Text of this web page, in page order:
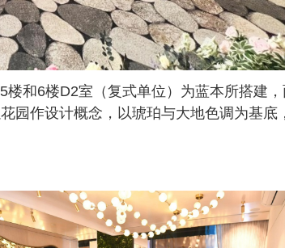
和6楼D2室（复式单位）为蓝本所搭建
园作设计概念，以琥珀与大地色调为基底